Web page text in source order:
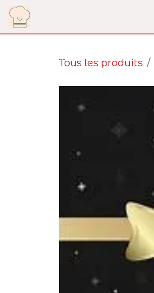
Se rendre au contenu
Tous les produits